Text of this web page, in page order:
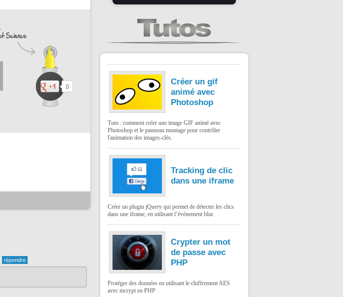
Créer un gif
animé avec
Photoshop
Tuto : comment créer une image GIF animé avec
Photoshop et le panneau montage pour contrôler
l'animation des images-clés.
Tracking de clic
dans une iframe
Créer un plugin jQuery qui permet de détecter les clics
dans une iframe, en utilisant l’événement blur.
Crypter un mot
de passe avec
PHP
Protéger des données en utilisant le chiffrement AES
avec mcrypt en PHP